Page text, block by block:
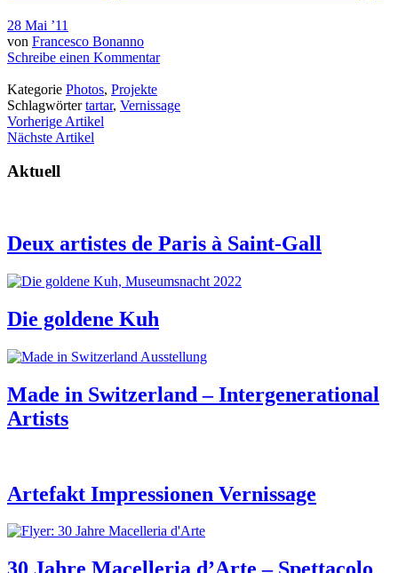
28 Mai ’11
von Francesco Bonanno
Schreibe einen Kommentar
Kategorie Photos, Projekte
Schlagwörtertartar, Vernissage
Vorherige Artikel
Nächste Artikel
Aktuell
Deux artistes de Paris à Saint-Gall
Die goldene Kuh
Made in Switzerland – Intergenerational
Artists
Artefakt Impressionen Vernissage